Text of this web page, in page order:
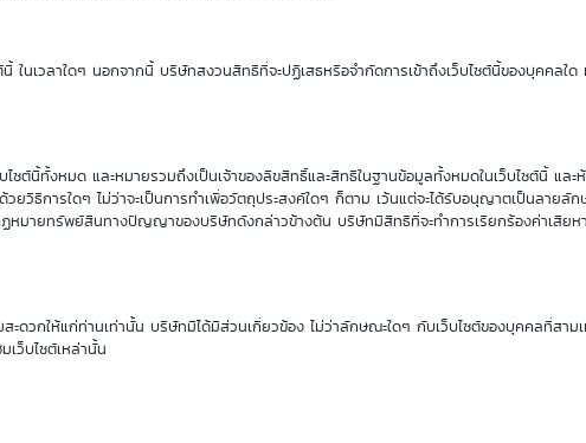
ในเวลาใดๆ นอกจากนี้ บริษัทสงวนสิทธิที่จะปฏิเสธหรือจำกัดการเข้าถึงเว็บไซต์นี้ของบุคคลใด
ต์นี้ทั้งหมด และหมายรวมถึงเป็นเจ้าของลิขสิทธิ์และสิทธิในฐานข้อมูลทั้งหมดในเว็บไซต์นี้ และ
วิธีการใดๆ ไม่ว่าจะเป็นการทำเพื่อวัตถุประสงค์ใดๆ ก็ตาม เว้นแต่จะได้รับอนุญาตเป็นลาย
ฏหมายทรัพย์สินทางปัญญาของบริษัทดังกล่าวข้างต้น บริษัทมีสิทธิที่จะทำการเรียกร้องค่าเสีย
ะดวกให้แก่ท่านเท่านั้น บริษัทมิได้มีส่วนเกี่ยวข้อง ไม่ว่าลักษณะใดๆ กับเว็บไซต์ของบุคคลที่สา
เว็บไซต์เหล่านั้น
ราคาเสนอซื้อคืนเบื้องต้นของ PTT01C2611A